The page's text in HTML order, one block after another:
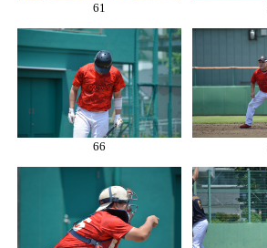
61
66